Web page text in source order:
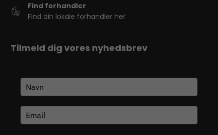
Find forhandler
Find din lokale forhandler her
Tilmeld dig vores nyhedsbrev